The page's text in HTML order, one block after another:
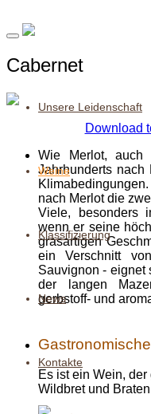
Unsere Leidenschaft
Weine
Klassifizierung
News
Kontakte
Cabernet
Download
Wie Merlot, auch
Jahrhunderts
nach Merlot die
Viele, besonders
wenn er seine
grasartigen
ein Verschnitt
Sauvignon - eignet
der langen
gerbstoff- und
Es ist ein Wein,
Wildbret und